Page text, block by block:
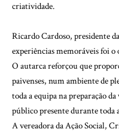
criatividade.
Ricardo Cardoso, presidente
experiências memoráveis foi
O autarca reforçou que
paivenses, num ambiente de
toda a equipa na preparação
público presente durante toda
A vereadora da Ação Social,